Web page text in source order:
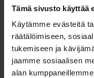
Tämä sivusto käyttää
Käytämme evästeitä
räätälöimiseen,
tukemiseen ja
jaamme sosiaalisen
alan